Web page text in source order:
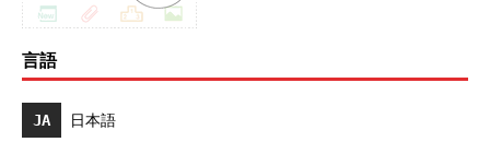
言語
JA 日本語